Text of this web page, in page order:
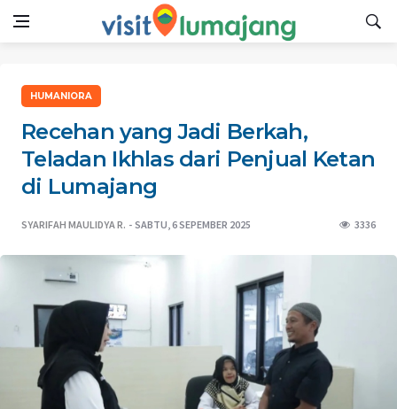
HUMANIORA
Recehan yang Jadi Berkah,
Teladan Ikhlas dari Penjual Ketan
di Lumajang
SYARIFAH MAULIDYA R. SABTU, 6 SEPEMBER 2025 3336